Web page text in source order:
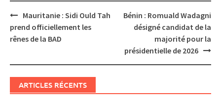
Post
navigation
Mauritanie : Sidi Ould Tah
prend officiellement les
rênes de la BAD
Bénin : Romuald Wadagni
désigné candidat de la
majorité pour la
présidentielle de 2026
ARTICLES RÉCENTS